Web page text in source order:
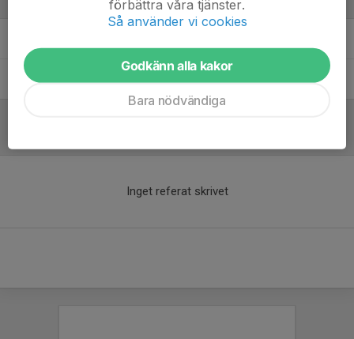
Rodrigo RamosTränare
Inget referat skrivet
förbättra våra tjänster.
Så använder vi cookies
Godkänn alla kakor
Bara nödvändiga